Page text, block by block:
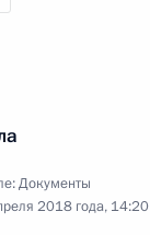
Документы
2018 года, 14:20